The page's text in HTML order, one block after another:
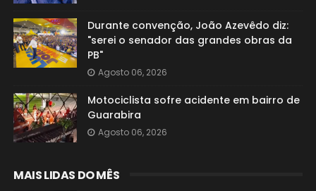
Durante convenção, João Azevêdo diz:
"serei o senador das grandes obras da
PB"
Agosto 06, 2026
Motociclista sofre acidente em bairro de
Guarabira
Agosto 06, 2026
MAIS LIDAS DO MÊS